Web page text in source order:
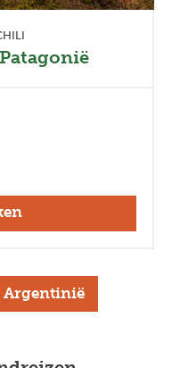
Argentinië